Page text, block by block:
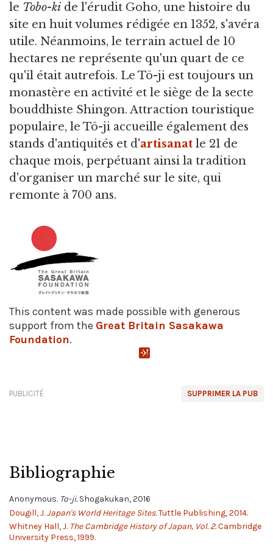
le Tobo-ki de l'érudit Goho, une histoire du
site en huit volumes rédigée en 1352, s'avéra
utile. Néanmoins, le terrain actuel de 10
hectares ne représente qu'un quart de ce
qu'il était autrefois. Le Tō-ji est toujours un
monastère en activité et le siège de la secte
bouddhiste Shingon. Attraction touristique
populaire, le Tō-ji accueille également des
stands d'antiquités et d'artisanat le 21 de
chaque mois, perpétuant ainsi la tradition
d'organiser un marché sur le site, qui
remonte à 700 ans.
This content was made possible with generous
support from the Great Britain Sasakawa
Foundation.
SUPPRIMER LA PUB
PUBLICITÉ
Bibliographie
Anonymous. To-ji.Shogakukan, 2016
Dougill, J.Japan's World Heritage Sites.Tuttle Publishing, 2014.
Whitney Hall, J. The Cambridge History of Japan, Vol. 2.Cambridge
University Press, 1999.